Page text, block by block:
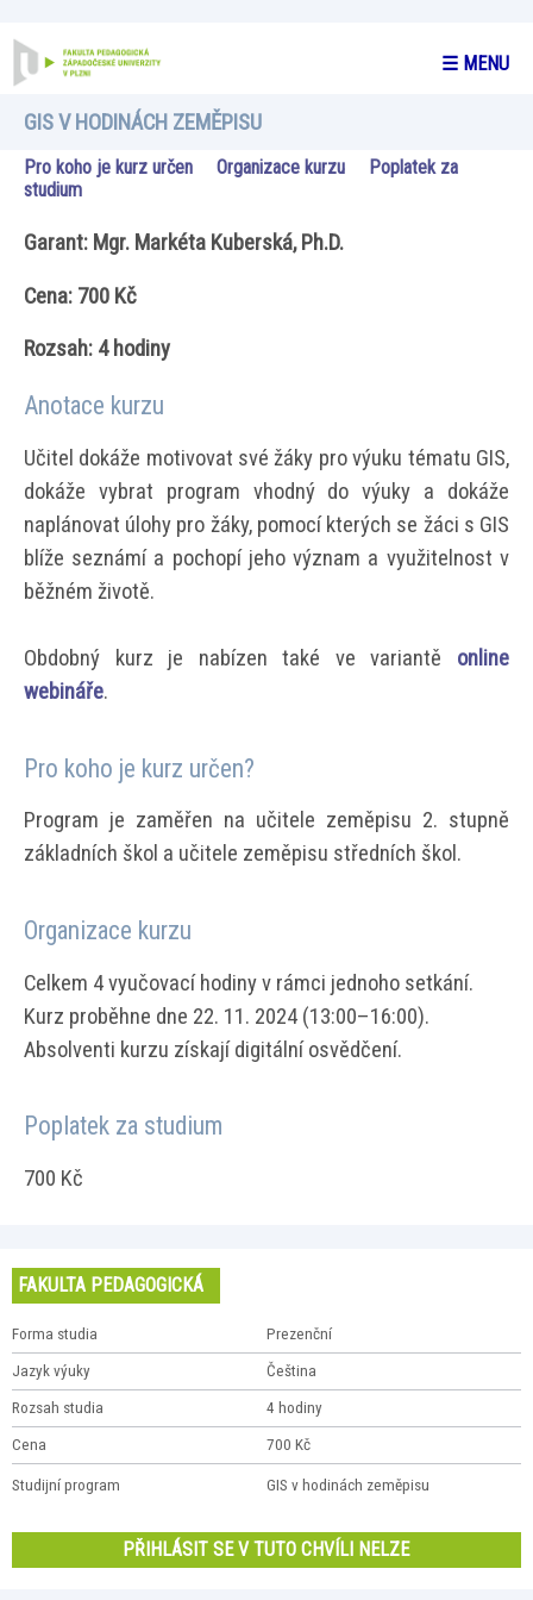
☰ MENU
GIS V HODINÁCH ZEMĚPISU
Pro koho je kurz určen Organizace kurzu
Poplatek za
studium
Garant: Mgr. Markéta Kuberská, Ph.D.
Cena: 700 Kč
Rozsah: 4 hodiny
Anotace kurzu
Učitel dokáže motivovat své žáky pro výuku tématu GIS,
dokáže vybrat program vhodný do výuky a dokáže
naplánovat úlohy pro žáky, pomocí kterých se žáci s GIS
blíže seznámí a pochopí jeho význam a využitelnost v
běžném životě.
Obdobný kurz je nabízen také ve variantě online
webináře.
Pro koho je kurz určen?
Program je zaměřen na učitele zeměpisu 2. stupně
základních škol a učitele zeměpisu středních škol.
Organizace kurzu
Celkem 4 vyučovací hodiny v rámci jednoho setkání.
Kurz proběhne dne 22. 11. 2024 (13:00–16:00).
Absolventi kurzu získají digitální osvědčení.
Poplatek za studium
700 Kč
FAKULTA PEDAGOGICKÁ
Forma studia Prezenční
Jazyk výuky Čeština
Rozsah studia 4 hodiny
Cena 700 Kč
Studijní program GIS v hodinách zeměpisu
PŘIHLÁSIT SE V TUTO CHVÍLI NELZE